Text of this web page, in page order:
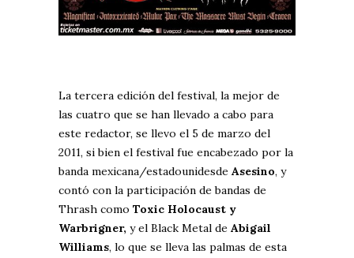
La tercera edición del festival, la mejor de
las cuatro que se han llevado a cabo para
este redactor, se llevo el 5 de marzo del
2011, si bien el festival fue encabezado por la
banda mexicana/estadounidesde Asesino, y
contó con la participación de bandas de
Thrash como Toxic Holocaust y
Warbrigner, y el Black Metal de Abigail
Williams, lo que se lleva las palmas de esta